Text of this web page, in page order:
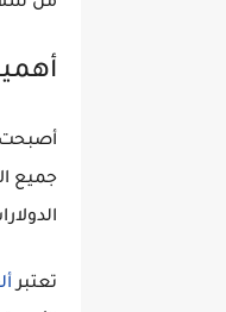
من
أصبحت
جميع
تعتبر